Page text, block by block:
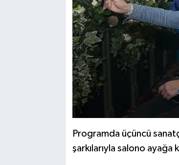
Programda üçüncü
şarkılarıyla salono ayağa